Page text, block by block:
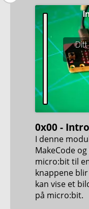
0x00 -
I denne
MakeCode
micro:bit til
knappene
kan vise et
på micro:bit.